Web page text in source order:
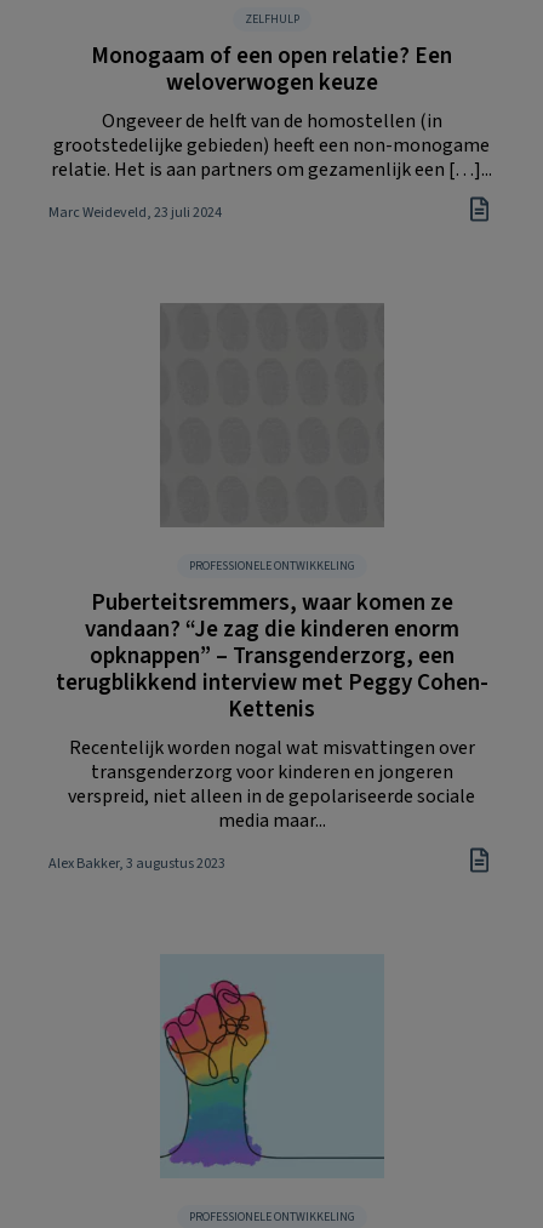
ZELFHULP
Monogaam of een open relatie? Een
weloverwogen keuze
Ongeveer de helft van de homostellen (in
grootstedelijke gebieden) heeft een non-monogame
relatie. Het is aan partners om gezamenlijk een […]...
Marc Weideveld, 23 juli 2024
PROFESSIONELE ONTWIKKELING
Puberteitsremmers, waar komen ze
vandaan? “Je zag die kinderen enorm
opknappen” – Transgenderzorg, een
terugblikkend interview met Peggy Cohen-
Kettenis
Recentelijk worden nogal wat misvattingen over
transgenderzorg voor kinderen en jongeren
verspreid, niet alleen in de gepolariseerde sociale
media maar...
Alex Bakker, 3 augustus 2023
PROFESSIONELE ONTWIKKELING